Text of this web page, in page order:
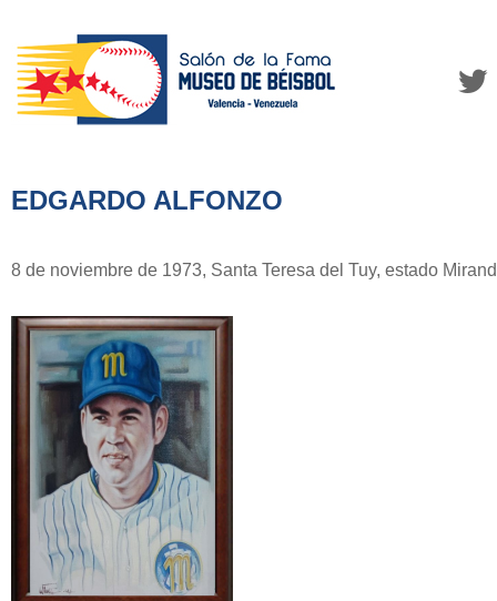
EDGARDO ALFONZO
8 de noviembre de 1973, Santa Teresa del Tuy, estado